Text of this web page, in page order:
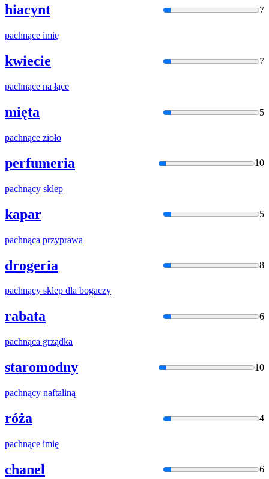
hiacynt 7
pachnące imię
kwiecie 7
pachnące na łące
mięta 5
pachnące zioło
perfumeria 10
pachnący sklep
kapar 5
pachnąca przyprawa
drogeria 8
pachnący sklep dla bogaczy
rabata 6
pachnąca grządka
staromodny 10
pachnący naftaliną
róża 4
pachnące imię
chanel 6